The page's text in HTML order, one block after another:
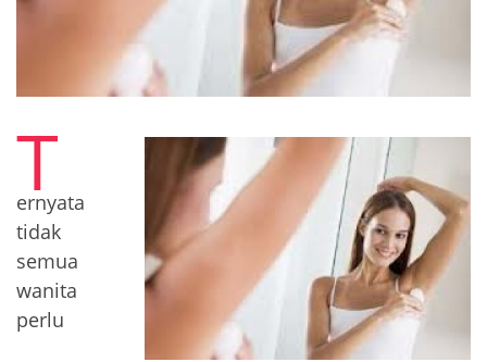
T
ernyata
tidak
semua
wanita
perlu